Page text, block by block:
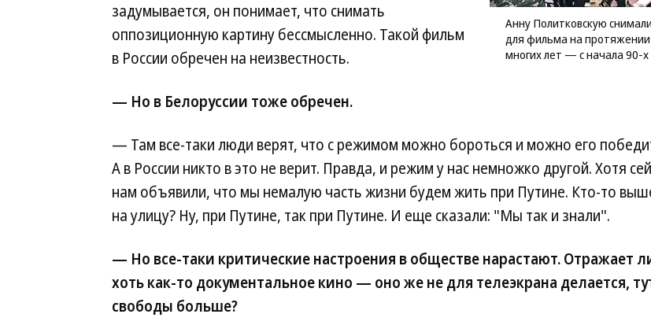
Анну Политковскую снимали
для фильма на протяжении
многих лет — с начала 90-х
задумывается, он понимает, что снимать
оппозиционную картину бессмысленно. Такой фильм
в России обречен на неизвестность.
— Но в Белоруссии тоже обречен.
— Там все-таки люди верят, что с режимом можно бороться и можно его
А в России никто в это не верит. Правда, и режим у нас немножко другой. Хотя
нам объявили, что мы немалую часть жизни будем жить при Путине. Кто-то
на улицу? Ну, при Путине, так при Путине. И еще сказали: "Мы так и знали".
— Но все-таки критические настроения в обществе нарастают. Отражает
хоть как-то документальное кино — оно же не для телеэкрана делается,
свободы больше?